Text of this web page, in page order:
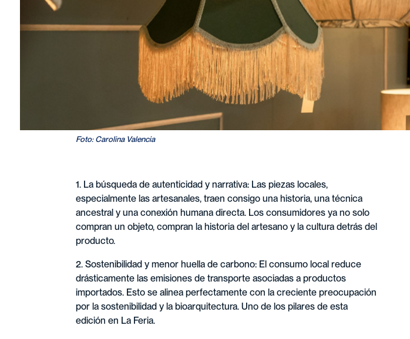
Foto: Carolina Valencia
1. La búsqueda de autenticidad y narrativa: Las piezas locales,
especialmente las artesanales, traen consigo una historia, una técnica
ancestral y una conexión humana directa. Los consumidores ya no solo
compran un objeto, compran la historia del artesano y la cultura detrás del
producto.
2. Sostenibilidad y menor huella de carbono: El consumo local reduce
drásticamente las emisiones de transporte asociadas a productos
importados. Esto se alinea perfectamente con la creciente preocupación
por la sostenibilidad y la bioarquitectura. Uno de los pilares de esta
edición en La Feria.